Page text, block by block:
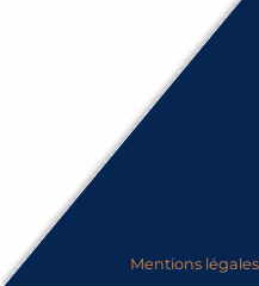
Mentions légales